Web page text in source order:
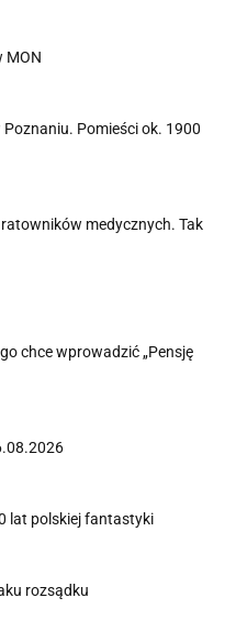
MON
Pomieści ok. 1900
medycznych. Tak
chce wprowadzić „Pensję
lat polskiej fantastyki
rozsądku